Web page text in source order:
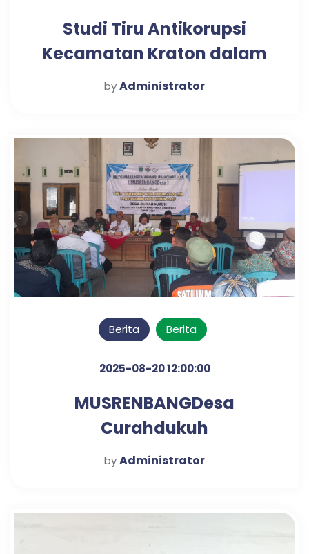
Studi Tiru Antikorupsi
Kecamatan Kraton dalam
Mewujudkan Pelayanan
byAdministrator
Berita Berita
2025-08-20 12:00:00
MUSRENBANGDesa
Curahdukuh
byAdministrator